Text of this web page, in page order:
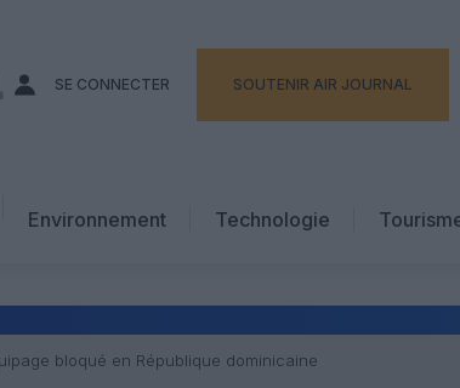
SE CONNECTER SOUTENIR AIR JOURNAL
Environnement Technologie
bloqué en République dominicaine